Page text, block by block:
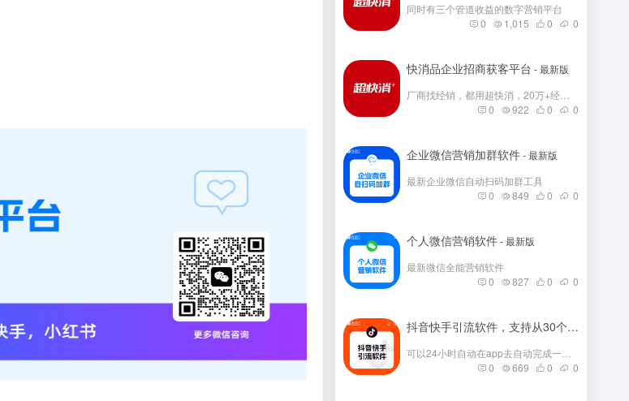
同时有三个管道收益的数字营销平台
0
1,015 0 0
快消品企业招商获客平台 - 最新版
0
922 0 0
企业微信营销加群软件- 最新版
最新企业微信自动扫码加群工具
0
849 0 0
个人微信营销软件- 最新版
最新微信全能营销软件
0
827 0 0
抖音快手引流软件，支持从30个平台引流
0
669 0 0